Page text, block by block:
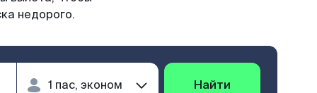
недорого.
Найти